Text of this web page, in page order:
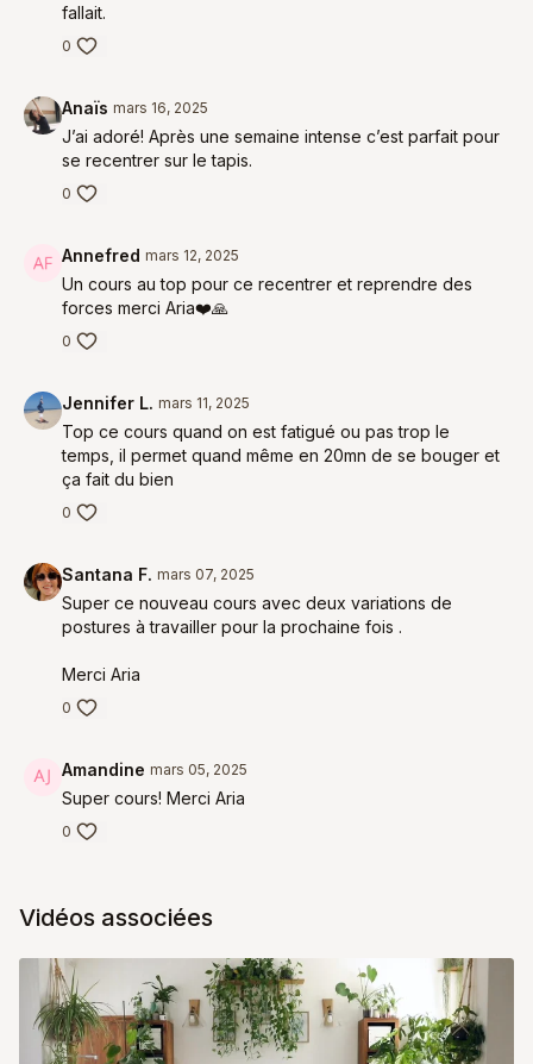
fallait.
0
Anaïs mars 16, 2025
J’ai adoré! Après une semaine intense c’est parfait pour
se recentrer sur le tapis.
0
Annefred mars 12, 2025
Un cours au top pour ce recentrer et reprendre des
forces merci Aria❤️🙏
0
Jennifer L. mars 11, 2025
Top ce cours quand on est fatigué ou pas trop le
temps, il permet quand même en 20mn de se bouger et
ça fait du bien
0
Santana F. mars 07, 2025
Super ce nouveau cours avec deux variations de
postures à travailler pour la prochaine fois .
Merci Aria
0
Amandine mars 05, 2025
Super cours! Merci Aria
0
Vidéos associées